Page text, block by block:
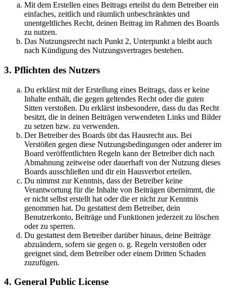
Mit dem Erstellen eines Beitrags erteilst du dem Betreiber ein
einfaches, zeitlich und räumlich unbeschränktes und
unentgeltliches Recht, deinen Beitrag im Rahmen des Boards
zu nutzen.
Das Nutzungsrecht nach Punkt 2, Unterpunkt a bleibt auch
nach Kündigung des Nutzungsvertrages bestehen.
3. Pflichten des Nutzers
Du erklärst mit der Erstellung eines Beitrags, dass er keine
Inhalte enthält, die gegen geltendes Recht oder die guten
Sitten verstoßen. Du erklärst insbesondere, dass du das Recht
besitzt, die in deinen Beiträgen verwendeten Links und Bilder
zu setzen bzw. zu verwenden.
Der Betreiber des Boards übt das Hausrecht aus. Bei
Verstößen gegen diese Nutzungsbedingungen oder anderer im
Board veröffentlichten Regeln kann der Betreiber dich nach
Abmahnung zeitweise oder dauerhaft von der Nutzung dieses
Boards ausschließen und dir ein Hausverbot erteilen.
Du nimmst zur Kenntnis, dass der Betreiber keine
Verantwortung für die Inhalte von Beiträgen übernimmt, die
er nicht selbst erstellt hat oder die er nicht zur Kenntnis
genommen hat. Du gestattest dem Betreiber, dein
Benutzerkonto, Beiträge und Funktionen jederzeit zu löschen
oder zu sperren.
Du gestattest dem Betreiber darüber hinaus, deine Beiträge
abzuändern, sofern sie gegen o. g. Regeln verstoßen oder
geeignet sind, dem Betreiber oder einem Dritten Schaden
zuzufügen.
4. General Public License